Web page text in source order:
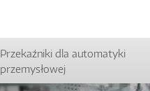
Przekaźniki dla automatyki
przemysłowej